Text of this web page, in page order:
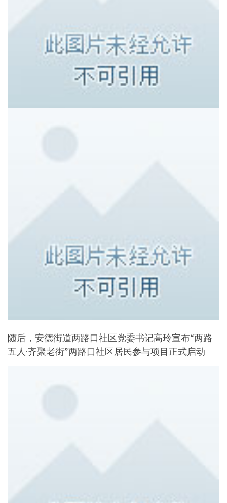
随后，安德街道两路口社区党委书记高玲宣布“两路
五人·齐聚老街”两路口社区居民参与项目正式启动